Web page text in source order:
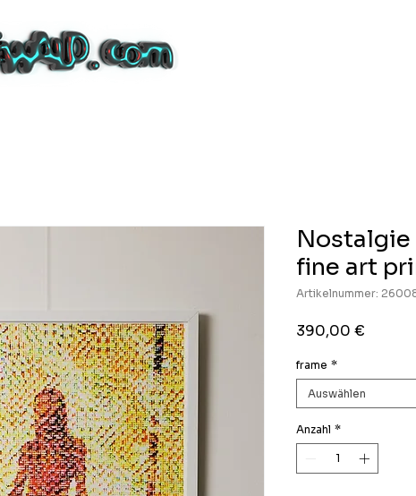
Nostalgie
fine art
Artikelnummer:
390,00 €
frame *
Auswählen
Anzahl *